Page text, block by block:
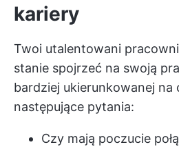
kariery
Twoi utalentowani
stanie spojrzeć na swoją
bardziej ukierunkowanej na
następujące pytania:
Czy mają poczucie